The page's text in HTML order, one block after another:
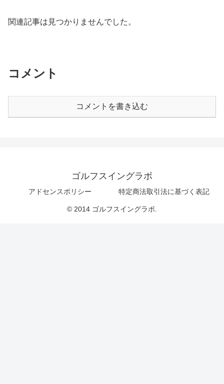
関連記事は見つかりませんでした。
コメント
コメントを書き込む
ゴルフスイングラボ
アドセンスポリシー 特定商法取引法に基づく表記
© 2014 ゴルフスイングラボ.